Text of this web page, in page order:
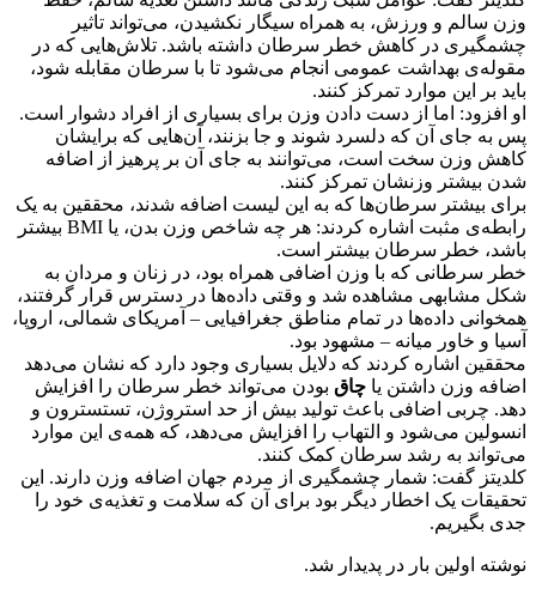
وزن سالم و ورزش، به همراه سیگار نکشیدن، می‌تواند تاثیر
چشمگیری در کاهش خطر سرطان داشته باشد. تلاش‌هایی که در
مقوله‌ی بهداشت عمومی انجام می‌شود تا با سرطان مقابله شود،
باید بر این موارد تمرکز کنند.
او افزود: اما از دست دادن وزن برای بسیاری از افراد دشوار است.
پس به جای آن که دلسرد شوند و جا بزنند، آن‌هایی که برایشان
کاهش وزن سخت است، می‌توانند به جای آن بر پرهیز از اضافه
شدن بیشتر وزنشان تمرکز کنند.
برای بیشتر سرطان‌ها که به این لیست اضافه شدند، محققین به یک
رابطه‌ی مثبت اشاره کردند: هر چه شاخص وزن بدن، یا BMI بیشتر
باشد، خطر سرطان بیشتر است.
خطر سرطانی که با وزن اضافی همراه بود، در زنان و مردان به
شکل مشابهی مشاهده شد و وقتی داده‌ها در دسترس قرار گرفتند،
همخوانی داده‌ها در تمام مناطق جغرافیایی – آمریکای شمالی، اروپا،
آسیا و خاور میانه – مشهود بود.
محققین اشاره کردند که دلایل بسیاری وجود دارد که نشان می‌دهد
اضافه وزن داشتن یا چاق بودن می‌تواند خطر سرطان را افزایش
دهد. چربی اضافی باعث تولید بیش از حد استروژن، تستسترون و
انسولین می‌شود و التهاب را افزایش می‌دهد، که همه‌ی این موارد
می‌تواند به رشد سرطان کمک کنند.
کلدیتز گفت: شمار چشمگیری از مردم جهان اضافه وزن دارند. این
تحقیقات یک اخطار دیگر بود برای آن که سلامت و تغذیه‌ی خود را
جدی بگیریم.
نوشته اولین بار در پدیدار شد.